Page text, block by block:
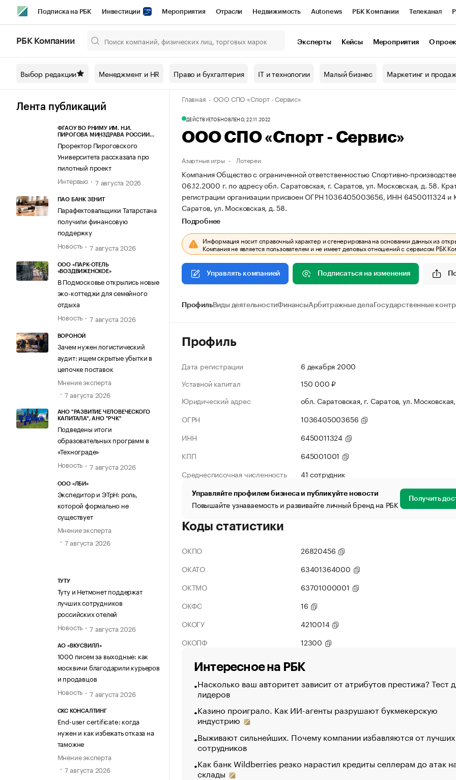
Подписка на РБК Инвестиции Мероприятия Отрасли Недвижимость Autonews РБК Компании Телеканал
Спецпроекты СПб Конференции СПб Спецпроекты Проверка контрагентов
Технологии и медиа Рынок наличной валюты
РБК Компании Эксперты Кейсы Мероприятия О
Выбор редакции Менеджмент и HR Право и бухгалтерия IT и технологии Малый бизнес Маркетинг и
Лента публикаций
ФГАОУ ВО РНИМУ ИМ. Н.И.
ПИРОГОВА МИНЗДРАВА РОССИИ
Проректор Пироговского
Университета рассказала про
пилотный проект
Интервью
7 августа 2026
ПАО БАНК ЗЕНИТ
Парафехтовальщики Татарстана
получили финансовую
поддержку
Новость
7 августа 2026
ООО «ПАРК-ОТЕЛЬ
«ВОЗДВИЖЕНСКОЕ»
В Подмосковье открылись новые
эко-коттеджи для семейного
отдыха
Новость
7 августа 2026
ВОРОНОЙ
Зачем нужен логистический
аудит: ищем скрытые убытки в
цепочке поставок
Мнение эксперта
7 августа 2026
АНО "РАЗВИТИЕ ЧЕЛОВЕЧЕСКОГО
КАПИТАЛА", АНО "РЧК"
Подведены итоги
образовательных программ в
«Технограде»
Новость
7 августа 2026
ООО «ЛБИ»
Экспедитор и ЭТрН: роль,
которой формально не
существует
Мнение эксперта
7 августа 2026
ТУТУ
Туту и Нетмонет поддержат
лучших сотрудников
российских отелей
Новость
7 августа 2026
АО «ВКУСВИЛЛ»
1000 писем за выходные: как
москвичи благодарили курьеров
и продавцов
Новость
7 августа 2026
СКС КОНСАЛТИНГ
End-user certificate: когда
нужен и как избежать отказа на
таможне
Мнение эксперта
7 августа 2026
Главная ООО СПО «Спорт - Сервис»
ДЕЙСТВУЕТОБНОВЛЕНО, 22.11.2022
ООО СПО «Спорт - Сервис»
Азартные игры Лотереи
Компания Общество с ограниченной ответственностью Спортивно-
06.12.2000 г. по адресу обл. Саратовская, г. Саратов, ул. Московская, д. 58.
регистрации организации присвоен ОГРН 1036405003656, ИНН 6450011324
Саратов, ул. Московская, д. 58.
Подробнее
Информация носит справочный характер и сгенерирована на основании данных из
Компания не является пользователем и не имеет деловых отношений с сервисом РБК
Управлять компанией Подписаться на изменения
ПрофильВиды деятельностиФинансыАрбитражные дела Государственные
Профиль
Дата регистрации
6 декабря 2000
Уставной капитал
150 000 ₽
Юридический адрес
обл. Саратовская, г. Саратов, ул.
ОГРН
1036405003656
ИНН
6450011324
КПП
645001001
Среднесписочная численность
41 сотрудник
Управляйте профилем бизнеса и публикуйте новости
Повышайте узнаваемость и развивайте личный бренд на РБК Получить
Коды статистики
ОКПО
26820456
ОКАТО
63401364000
ОКТМО
63701000001
ОКФС
16
ОКОГУ
4210014
ОКОПФ
12300
Интересное на РБК
Насколько ваш авторитет зависит от атрибутов престижа? Тест
лидеров
Казино проиграло. Как ИИ-агенты разрушают букмекерскую
индустрию
Выживают сильнейших. Почему компании избавляются от лучших
сотрудников
Как банк Wildberries резко нарастил кредиты селлерам до атак
склады